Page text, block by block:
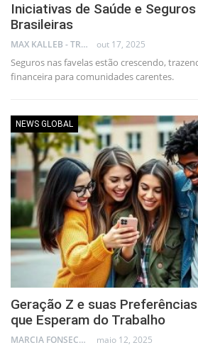
Iniciativas de Saúde e
Brasileiras
MAX KALLEB - TRADER out 17, 2025
Seguros nas favelas estão crescendo,
financeira para comunidades carentes.
NEWS GLOBAL
Geração Z e suas
que Esperam do Trabalho
MARCIA FONSECA - FINANCIAL CONSULTANT maio 12, 2025